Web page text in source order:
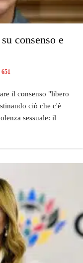
consenso e
651
il consenso "libero
ciò che c'è
sessuale: il